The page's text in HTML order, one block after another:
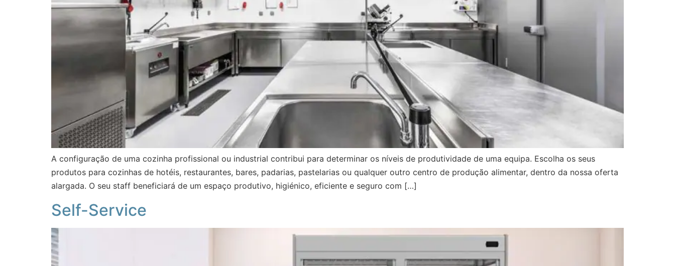
A configuração de uma cozinha profissional ou industrial contribui para determinar os níveis de produtividade de uma equipa. Escolha os seus
produtos para cozinhas de hotéis, restaurantes, bares, padarias, pastelarias ou qualquer outro centro de produção alimentar, dentro da nossa oferta
alargada. O seu staff beneficiará de um espaço produtivo, higiénico, eficiente e seguro com […]
Self-Service